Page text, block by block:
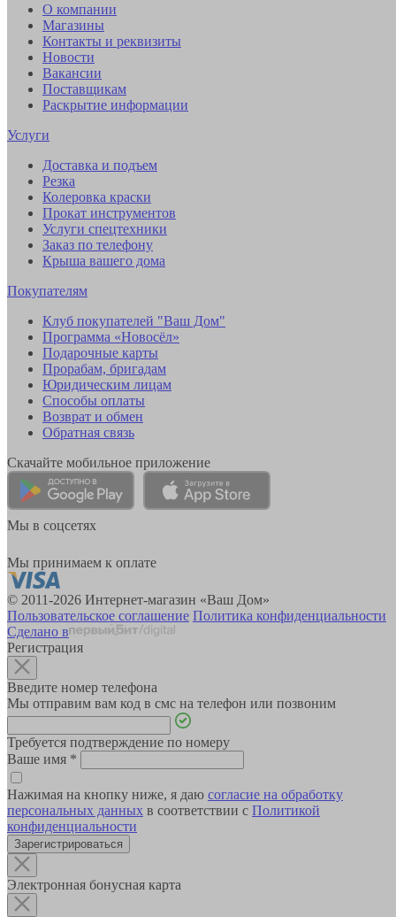
О компании
Магазины
Контакты и реквизиты
Новости
Вакансии
Поставщикам
Раскрытие информации
Услуги
Доставка и подъем
Резка
Колеровка краски
Прокат инструментов
Услуги спецтехники
Заказ по телефону
Крыша вашего дома
Покупателям
Клуб покупателей "Ваш Дом"
Программа «Новосёл»
Подарочные карты
Прорабам, бригадам
Юридическим лицам
Способы оплаты
Возврат и обмен
Обратная связь
Скачайте мобильное приложение
Мы в соцсетях
Мы принимаем к оплате
© 2011-2026 Интернет-магазин «Ваш Дом»
Пользовательское соглашение Политика конфиденциальности
Сделано в
Регистрация
Введите номер телефона
Мы отправим вам код в смс на телефон или позвоним
Требуется подтверждение по номеру
Ваше имя *
Нажимая на кнопку ниже, я даю согласие на обработку
персональных данных в соответствии с Политикой
конфиденциальности
Зарегистрироваться
Электронная бонусная карта